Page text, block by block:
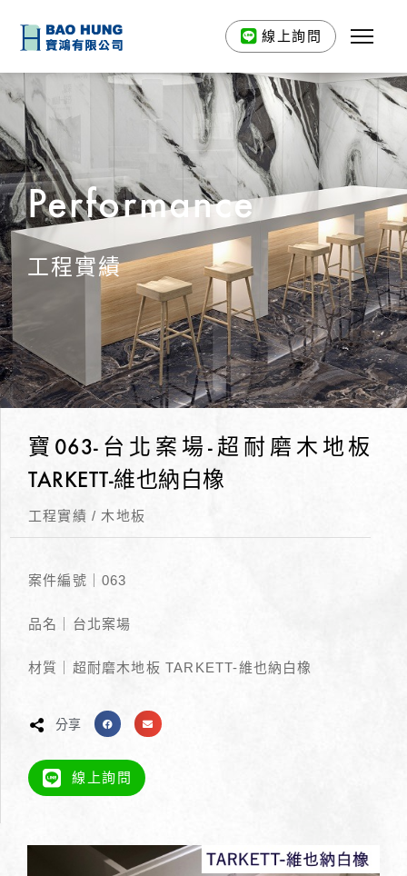
線上詢問
Performance
工程實績
寶063-台北案場-超耐磨木地板
TARKETT-維也納白橡
工程實績 / 木地板
案件編號｜063
品名｜台北案場
材質｜超耐磨木地板 TARKETT-維也納白橡
分享
線上詢問